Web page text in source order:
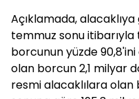
Açıklamada,
temmuz sonu
borcunun yüzde
olan borcun 2,1 milyar
resmi alacaklılara olan